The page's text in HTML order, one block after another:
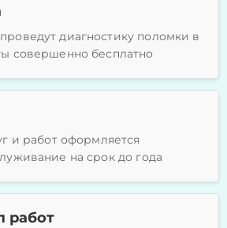
диагностику поломки в
совершенно бесплатно
и работ оформляется
на срок до года
работ